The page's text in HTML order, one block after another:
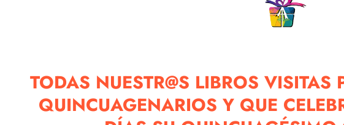
TODAS NUESTR@S LIBROS
QUINCUAGENARIOS Y QUE